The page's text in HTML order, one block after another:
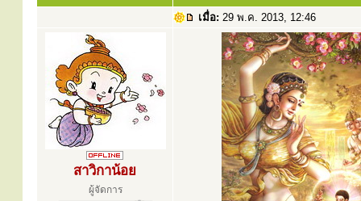
เมื่อ: 29 พ.ค. 2013, 12:46
สาวิกาน้อย
ผู้จัดการ